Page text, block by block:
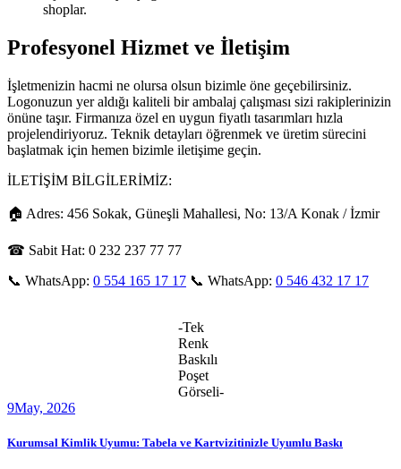
shoplar.
Profesyonel Hizmet ve İletişim
İşletmenizin hacmi ne olursa olsun bizimle öne geçebilirsiniz.
Logonuzun yer aldığı kaliteli bir ambalaj çalışması sizi rakiplerinizin
önüne taşır. Firmanıza özel en uygun fiyatlı tasarımları hızla
projelendiriyoruz. Teknik detayları öğrenmek ve üretim sürecini
başlatmak için hemen bizimle iletişime geçin.
İLETİŞİM BİLGİLERİMİZ:
🏠 Adres: 456 Sokak, Güneşli Mahallesi, No: 13/A Konak / İzmir
☎ Sabit Hat: 0 232 237 77 77
📞 WhatsApp: 0 554 165 17 17 📞 WhatsApp: 0 546 432 17 17
-Tek
Renk
Baskılı
Poşet
Görseli-
9May, 2026
Kurumsal Kimlik Uyumu: Tabela ve Kartvizitinizle Uyumlu Baskı